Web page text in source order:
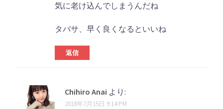
気に老け込んでしまうんだね
タバサ、早く良くなるといいね
返信
Chihiro Anai より:
2018年7月15日 9:14 PM